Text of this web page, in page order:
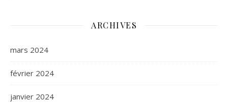
ARCHIVES
mars 2024
février 2024
janvier 2024